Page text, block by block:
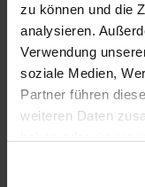
zu können und die
analysieren.
Verwendung
soziale Medien,
Partner führen
weiteren Daten
KONTAKT
terrakon